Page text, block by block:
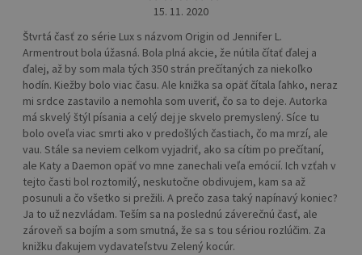
15. 11. 2020
Štvrtá časť zo série Lux s názvom Origin od Jennifer L.
Armentrout bola úžasná. Bola plná akcie, že nútila čítať ďalej a
ďalej, až by som mala tých 350 strán prečítaných za niekoľko
hodín. Kiežby bolo viac času. Ale knižka sa opäť čítala ľahko, neraz
mi srdce zastavilo a nemohla som uveriť, čo sa to deje. Autorka
má skvelý štýl písania a celý dej je skvelo premyslený. Síce tu
bolo oveľa viac smrti ako v predošlých častiach, čo ma mrzí, ale
vau. Stále sa neviem celkom vyjadriť, ako sa cítim po prečítaní,
ale Katy a Daemon opäť vo mne zanechali veľa emócií. Ich vzťah v
tejto časti bol roztomilý, neskutočne obdivujem, kam sa až
posunuli a čo všetko si prežili. A prečo zasa taký napínavý koniec?
Ja to už nezvládam. Teším sa na poslednú záverečnú časť, ale
zároveň sa bojím a som smutná, že sa s tou sériou rozlúčim. Za
knižku ďakujem vydavateľstvu Zelený kocúr.